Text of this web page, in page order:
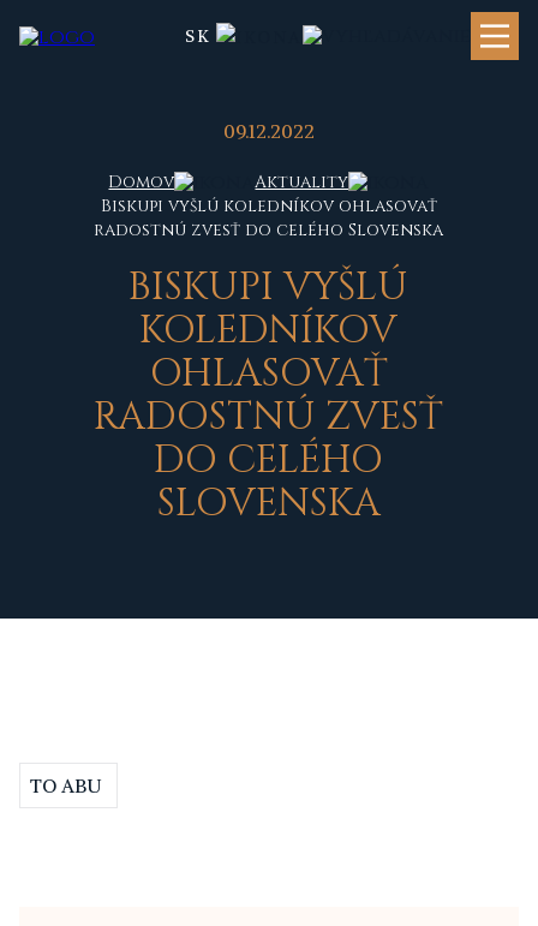
SK
09.12.2022
Domov
Aktuality
Biskupi vyšlú koledníkov ohlasovať
radostnú zvesť do celého Slovenska
BISKUPI VYŠLÚ
KOLEDNÍKOV
OHLASOVAŤ
RADOSTNÚ ZVESŤ
DO CELÉHO
SLOVENSKA
TO ABU